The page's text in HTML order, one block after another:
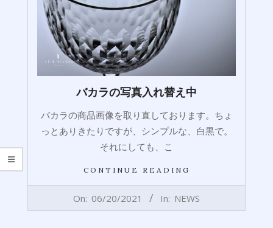
バカラの写真入れ替え中
バカラの商品画像を取り直しております。ちょ
っとありきたりですが、シンプルな、白黒で。
それにしても、こ
CONTINUE READING
On: 06/20/2021 In: NEWS